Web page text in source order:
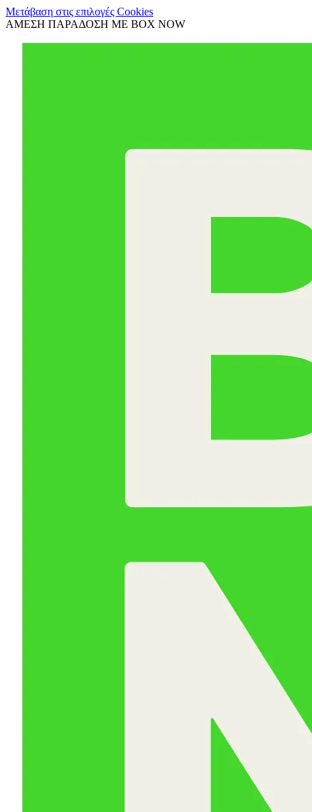
Μετάβαση στις επιλογές Cookies
ΑΜΕΣΗ ΠΑΡΑΔΟΣΗ ΜΕ BOX NOW